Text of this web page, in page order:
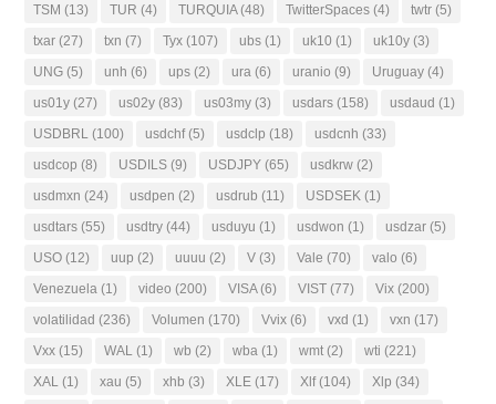
TSM (13) TUR (4) TURQUIA(48) TwitterSpaces (4) twtr (5)
txar (27) txn (7) Tyx (107) ubs (1) uk10 (1) uk10y (3)
UNG (5) unh (6) ups (2) ura (6) uranio (9) Uruguay (4)
us01y (27) us02y (83) us03my (3) usdars (158) usdaud (1)
USDBRL (100) usdchf(5) usdclp (18) usdcnh (33)
usdcop (8) USDILS (9) USDJPY (65) usdkrw (2)
usdmxn (24) usdpen (2) usdrub (11) USDSEK (1)
usdtars (55) usdtry (44) usduyu (1) usdwon (1) usdzar (5)
USO (12) uup (2) uuuu (2) V (3) Vale (70) valo (6)
Venezuela (1) video (200) VISA(6) VIST (77) Vix (200)
volatilidad (236) Volumen (170) Vvix (6) vxd (1) vxn (17)
Vxx (15) WAL (1) wb (2) wba (1) wmt (2) wti (221)
XAL (1) xau (5) xhb (3) XLE (17) Xlf(104) Xlp (34)